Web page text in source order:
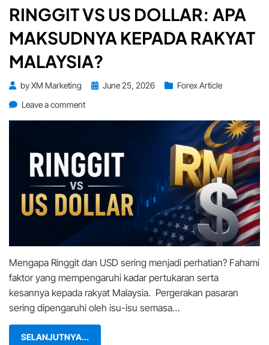
Data
China,
Inflasi
Eropah
&
Jadi
RINGGIT VS US DOLLAR: APA
MAKSUDNYA KEPADA RAKYAT
MALAYSIA?
byXM Marketing
PostedJune 25, 2026
Forex Article
Leave a commenton
Dollar:
Apa
Maksudnya
Kepada
Rakyat
Mengapa Ringgit dan USD sering menjadi perhatian? Fahami
faktor yang mempengaruhi kadar pertukaran serta
kesannya kepada rakyat Malaysia. Pergerakan pasaran
sering dipengaruhi oleh isu-isu semasa…
SELANJUTNYA...